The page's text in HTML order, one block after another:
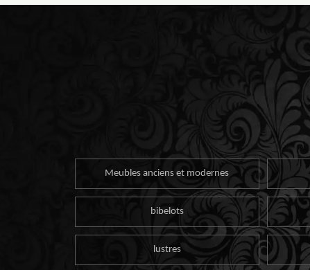
Meubles anciens et modernes
bibelots
lustres